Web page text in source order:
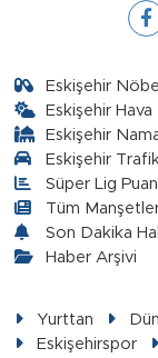
Eskişehir
Eskişehir
Eskişehir
Eskişehir
Süper Lig
Tüm
Son Dakika
Haber Arşivi
Yurttan
Eskişehirspor